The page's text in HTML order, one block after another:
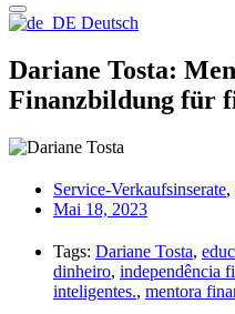
Deutsch
Dariane Tosta:
Finanzbildung für
Service-Verkaufsinserate,
Mai 18, 2023
Tags: Dariane Tosta,
dinheiro, independência
inteligentes., mentora